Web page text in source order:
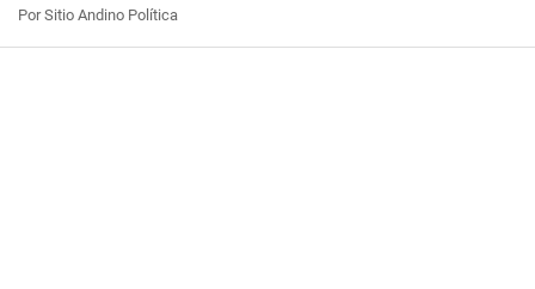
Por Sitio Andino Política